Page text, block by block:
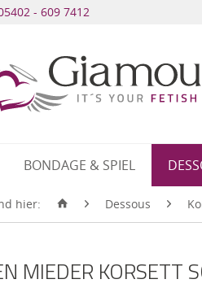
- 609 7412
BONDAGE & SPIEL
hier: Dessous
MIEDER KORSETT